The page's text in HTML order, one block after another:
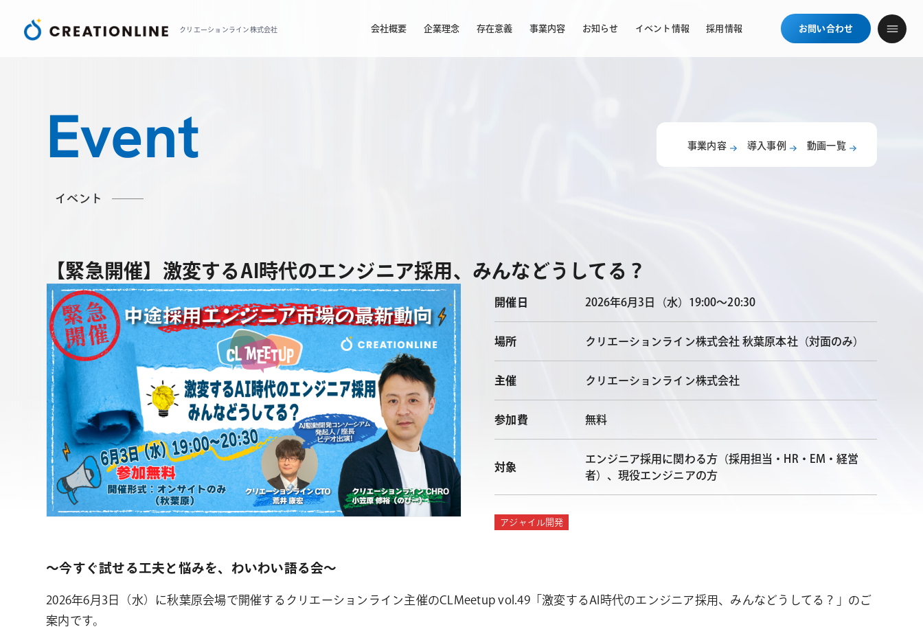
クリエーションライン株式会社 会社概要 企業理念 存在意義 事業内容 お知らせ イベント情報 採用情報 お問い合わせ
Event
イベント
事業内容 導入事例 動画一覧
【緊急開催】激変するAI時代のエンジニア採用、みんなどうしてる？
開催日 2026年6月3日（水）19:00〜20:30
場所 クリエーションライン株式会社 秋葉原本社（対面のみ）
主催 クリエーションライン株式会社
参加費 無料
対象
エンジニア採用に関わる方（採用担当・HR・EM・経営
者）、現役エンジニアの方
アジャイル開発
～今すぐ試せる工夫と悩みを、わいわい語る会〜
2026年6月3日（水）に秋葉原会場で開催するクリエーションライン主催のCLMeetup vol.49「激変するAI時代のエンジニア採用、みんなどうしてる？」のご
案内です。